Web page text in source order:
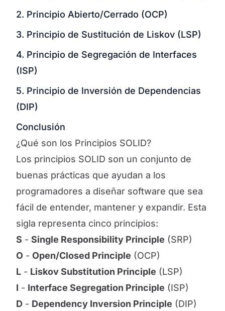
2. Principio Abierto/Cerrado (OCP)
3. Principio de Sustitución de Liskov (LSP)
4. Principio de Segregación de Interfaces
(ISP)
5. Principio de Inversión de Dependencias
(DIP)
Conclusión
¿Qué son los Principios SOLID?
Los principios SOLID son un conjunto de
buenas prácticas que ayudan a los
programadores a diseñar software que sea
fácil de entender, mantener y expandir. Esta
sigla representa cinco principios:
S - Single Responsibility Principle (SRP)
O - Open/Closed Principle (OCP)
L - Liskov Substitution Principle (LSP)
I - Interface Segregation Principle (ISP)
D - Dependency Inversion Principle (DIP)